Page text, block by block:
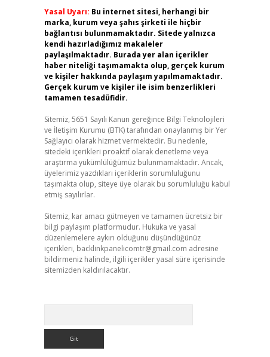
Yasal Uyarı: Bu internet sitesi, herhangi bir
marka, kurum veya şahıs şirketi ile hiçbir
bağlantısı bulunmamaktadır. Sitede yalnızca
kendi hazırladığımız makaleler
paylaşılmaktadır. Burada yer alan içerikler
haber niteliği taşımamakta olup, gerçek kurum
ve kişiler hakkında paylaşım yapılmamaktadır.
Gerçek kurum ve kişiler ile isim benzerlikleri
tamamen tesadüfidir.
Sitemiz, 5651 Sayılı Kanun gereğince Bilgi Teknolojileri
ve İletişim Kurumu (BTK) tarafından onaylanmış bir Yer
Sağlayıcı olarak hizmet vermektedir. Bu nedenle,
sitedeki içerikleri proaktif olarak denetleme veya
araştırma yükümlülüğümüz bulunmamaktadır. Ancak,
üyelerimiz yazdıkları içeriklerin sorumluluğunu
taşımakta olup, siteye üye olarak bu sorumluluğu kabul
etmiş sayılırlar.
Sitemiz, kar amacı gütmeyen ve tamamen ücretsiz bir
bilgi paylaşım platformudur. Hukuka ve yasal
düzenlemelere aykırı olduğunu düşündüğünüz
içerikleri, backlinkpanelicomtr@gmail.com adresine
bildirmeniz halinde, ilgili içerikler yasal süre içerisinde
sitemizden kaldırılacaktır.